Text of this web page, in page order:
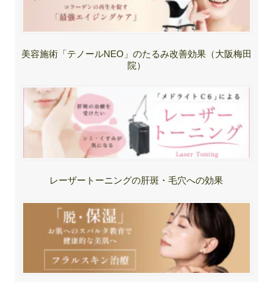
美容施術「テノールNEO」のたるみ改善効果（大阪梅田
院）
レーザートーニングの肝斑・毛穴への効果